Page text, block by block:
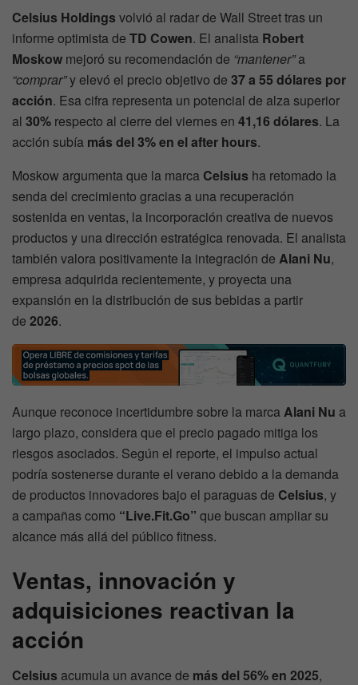
Celsius Holdings volvió al radar de Wall Street tras un
informe optimista de TD Cowen. El analista Robert
Moskow mejoró su recomendación de “mantener”a
“comprar”y elevó el precio objetivo de 37 a 55 dólares por
acción. Esa cifra representa un potencial de alza superior
al 30% respecto al cierre del viernes en 41,16 dólares. La
acción subía más del 3% en el after hours.
Moskow argumenta que la marca Celsius ha retomado la
senda del crecimiento gracias a una recuperación
sostenida en ventas, la incorporación creativa de nuevos
productos y una dirección estratégica renovada. El analista
también valora positivamente la integración de Alani Nu,
empresa adquirida recientemente, y proyecta una
expansión en la distribución de sus bebidas a partir
de 2026.
Aunque reconoce incertidumbre sobre la marca Alani Nu a
largo plazo, considera que el precio pagado mitiga los
riesgos asociados. Según el reporte, el impulso actual
podría sostenerse durante el verano debido a la demanda
de productos innovadores bajo el paraguas de Celsius, y
a campañas como “Live.Fit.Go” que buscan ampliar su
alcance más allá del público fitness.
Ventas, innovación y
adquisiciones reactivan la
acción
Celsius acumula un avance de más del 56% en 2025,